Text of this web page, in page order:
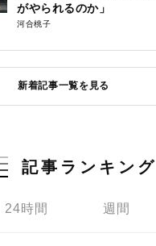
がやられるのか」
河合桃子
新着記事一覧を見る
記事ランキング
24時間 週間